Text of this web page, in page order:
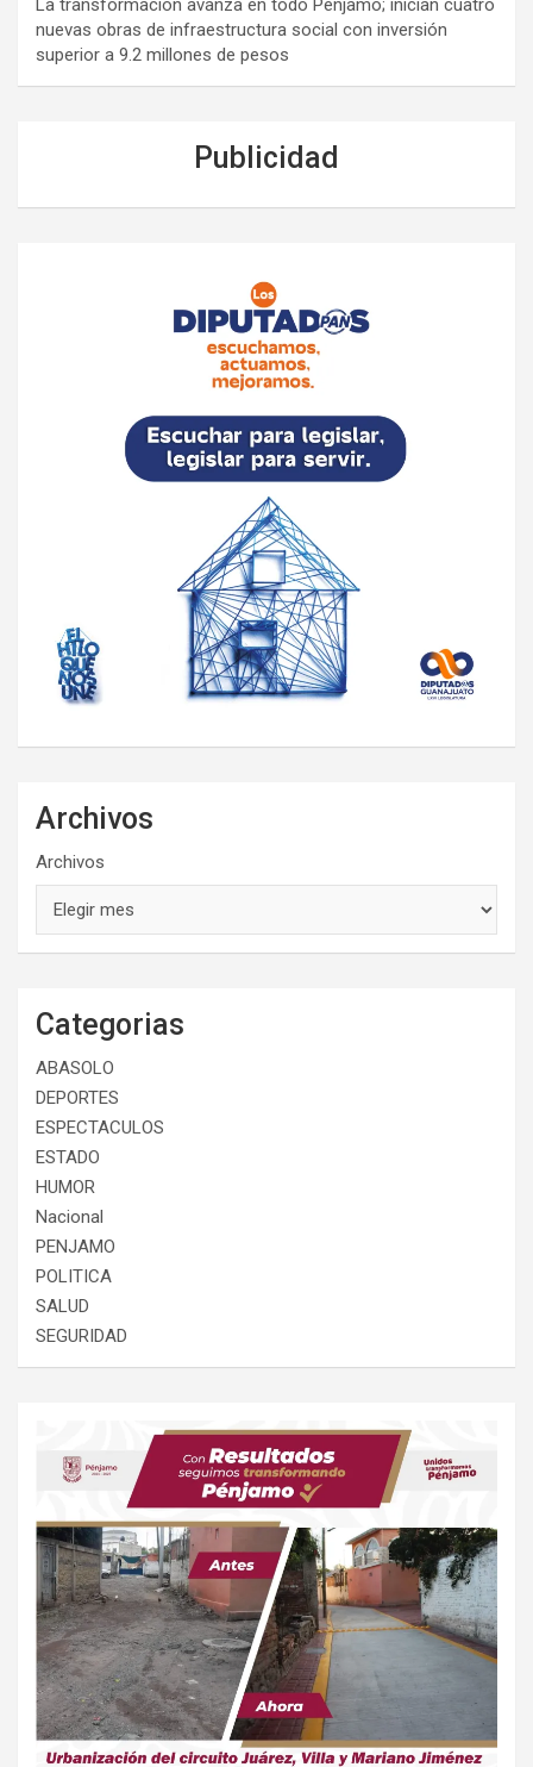
La transformación avanza en todo Pénjamo; inician cuatro
nuevas obras de infraestructura social con inversión
superior a 9.2 millones de pesos
Publicidad
Archivos
Archivos
Categorias
ABASOLO
DEPORTES
ESPECTACULOS
ESTADO
HUMOR
Nacional
PENJAMO
POLITICA
SALUD
SEGURIDAD